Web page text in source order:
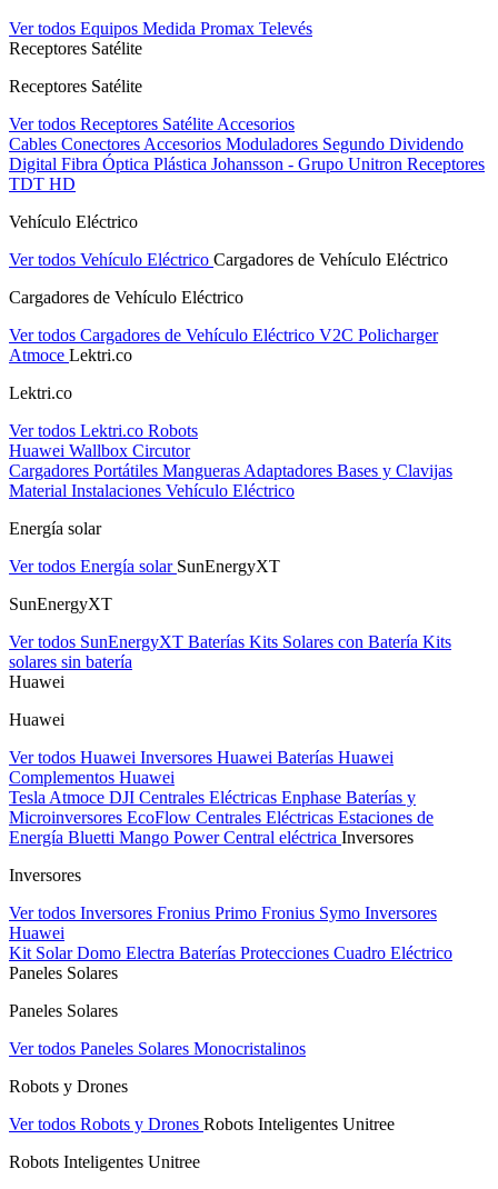
Ver todos Equipos Medida Promax Televés
Receptores Satélite
Receptores Satélite
Ver todos Receptores Satélite Accesorios
Cables Conectores Accesorios Moduladores Segundo Dividendo
Digital Fibra Óptica Plástica Johansson - Grupo Unitron Receptores
TDT HD
Vehículo Eléctrico
Ver todos Vehículo Eléctrico Cargadores de Vehículo Eléctrico
Cargadores de Vehículo Eléctrico
Ver todos Cargadores de Vehículo Eléctrico V2C Policharger
Atmoce Lektri.co
Lektri.co
Ver todos Lektri.co Robots
Huawei Wallbox Circutor
Cargadores Portátiles Mangueras Adaptadores Bases y Clavijas
Material Instalaciones Vehículo Eléctrico
Energía solar
Ver todos Energía solar SunEnergyXT
SunEnergyXT
Ver todos SunEnergyXT Baterías Kits Solares con Batería Kits
solares sin batería
Huawei
Huawei
Ver todos Huawei Inversores Huawei Baterías Huawei
Complementos Huawei
Tesla Atmoce DJI Centrales Eléctricas Enphase Baterías y
Microinversores EcoFlow Centrales Eléctricas Estaciones de
Energía Bluetti Mango Power Central eléctrica Inversores
Inversores
Ver todos Inversores Fronius Primo Fronius Symo Inversores
Huawei
Kit Solar Domo Electra Baterías Protecciones Cuadro Eléctrico
Paneles Solares
Paneles Solares
Ver todos Paneles Solares Monocristalinos
Robots y Drones
Ver todos Robots y Drones Robots Inteligentes Unitree
Robots Inteligentes Unitree